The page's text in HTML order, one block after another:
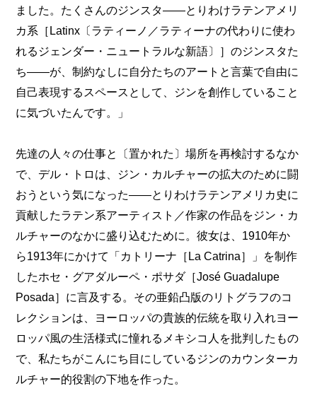
ました。たくさんのジンスタ――とりわけラテンアメリ
カ系［Latinx〔ラティーノ／ラティーナの代わりに使わ
れるジェンダー・ニュートラルな新語〕］のジンスタた
ち――が、制約なしに自分たちのアートと言葉で自由に
自己表現するスペースとして、ジンを創作していること
に気づいたんです。」
先達の人々の仕事と〔置かれた〕場所を再検討するなか
で、デル・トロは、ジン・カルチャーの拡大のために闘
おうという気になった――とりわけラテンアメリカ史に
貢献したラテン系アーティスト／作家の作品をジン・カ
ルチャーのなかに盛り込むために。彼女は、1910年か
ら1913年にかけて「カトリーナ［La Catrina］」を制作
したホセ・グアダルーペ・ポサダ［José Guadalupe
Posada］に言及する。その亜鉛凸版のリトグラフのコ
レクションは、ヨーロッパの貴族的伝統を取り入れヨー
ロッパ風の生活様式に憧れるメキシコ人を批判したもの
で、私たちがこんにち目にしているジンのカウンターカ
ルチャー的役割の下地を作った。